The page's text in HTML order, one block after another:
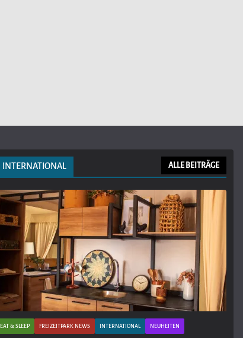
INTERNATIONAL ALLE BEITRÄGE
EAT & SLEEP FREIZEITPARK NEWS INTERNATIONAL NEUHEITEN